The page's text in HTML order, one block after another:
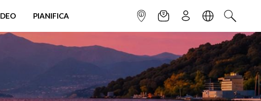
PIANIFICA INFOPOINTNEWSLETTER
ISCRIVITILINGUACERCA